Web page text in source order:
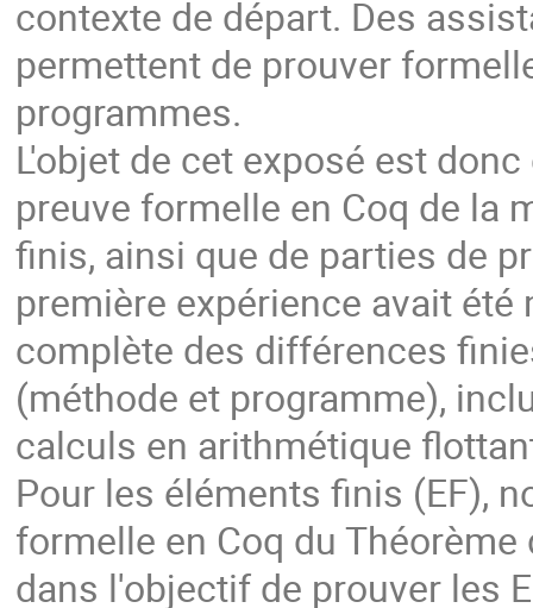
contexte de départ. Des
permettent de prouver
programmes.
L'objet de cet exposé est
preuve formelle en Coq de la
finis, ainsi que de parties de
première expérience avait
complète des différences
(méthode et programme),
calculs en arithmétique
Pour les éléments finis (EF),
formelle en Coq du
dans l'objectif de prouver les